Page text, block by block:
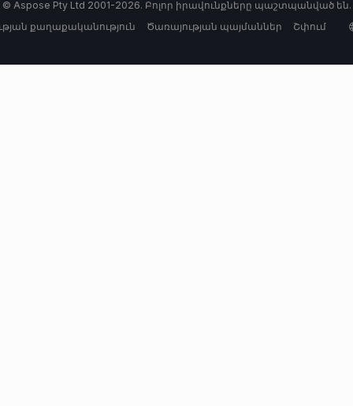
© Aspose Pty Ltd 2001-2026. Բոլոր իրավունքները պաշտպանված են.
քաղաքականություն
Ծառայության պայմաններ Շփում